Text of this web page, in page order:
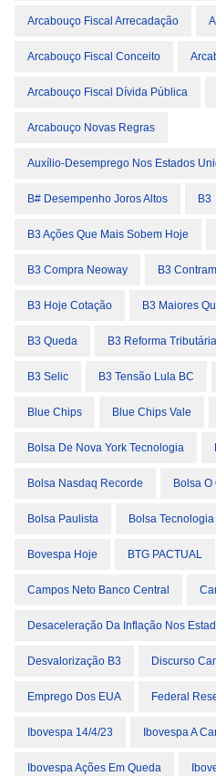
Arcabouço Fiscal Arrecadação
Arcabouço Fiscal Conceito
Arcabouço Fiscal Dívida Pública
Arcabouço Novas Regras
Auxílio-Desemprego Nos Estados
B# Desempenho Joros Altos B3
B3 Ações Que Mais Sobem Hoje
B3 Compra Neoway B3
B3 Hoje Cotação B3 Maiores
B3 Queda B3 Reforma Tributária
B3 Selic B3 Tensão Lula BC
Blue Chips Blue Chips Vale
Bolsa De Nova York Tecnologia
Bolsa Nasdaq Recorde Bolsa O
Bolsa Paulista Bolsa Tecnologia
Bovespa Hoje BTG PACTUAL
Campos Neto Banco Central
Desaceleração Da Inflação Nos
Desvalorização B3 Discurso
Emprego Dos EUA Federal
Ibovespa 14/4/23 Ibovespa A
Ibovespa Ações Em Queda